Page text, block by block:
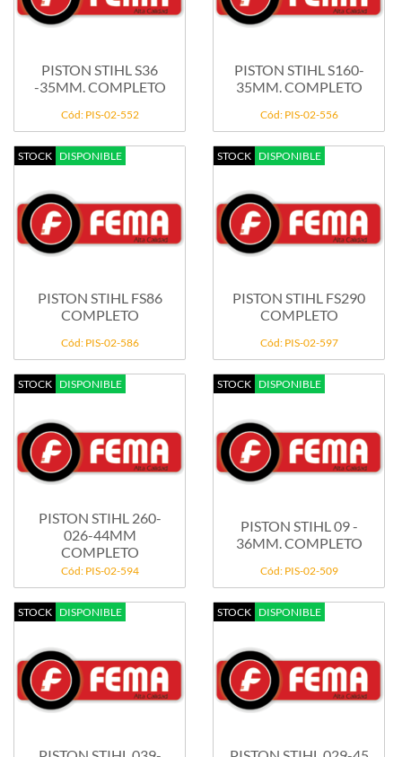
PISTON STIHL S36
-35MM. COMPLETO
Cód: PIS-02-552
PISTON STIHL S160-
35MM. COMPLETO
Cód: PIS-02-556
STOCK DISPONIBLE
PISTON STIHL FS86
COMPLETO
Cód: PIS-02-586
STOCK DISPONIBLE
PISTON STIHL FS290
COMPLETO
Cód: PIS-02-597
STOCK DISPONIBLE
PISTON STIHL 260-
026-44MM
COMPLETO
Cód: PIS-02-594
STOCK DISPONIBLE
PISTON STIHL 09 -
36MM. COMPLETO
Cód: PIS-02-509
STOCK DISPONIBLE STOCK DISPONIBLE